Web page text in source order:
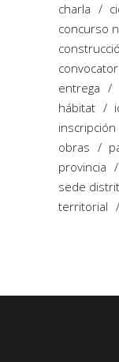
charla
concurso
entrega
hábitat
inscripción
obras
provincia
sede
territorial